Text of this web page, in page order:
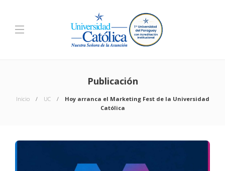
Publicación
Inicio UC
Hoy arranca el Marketing Fest de la Universidad
Católica